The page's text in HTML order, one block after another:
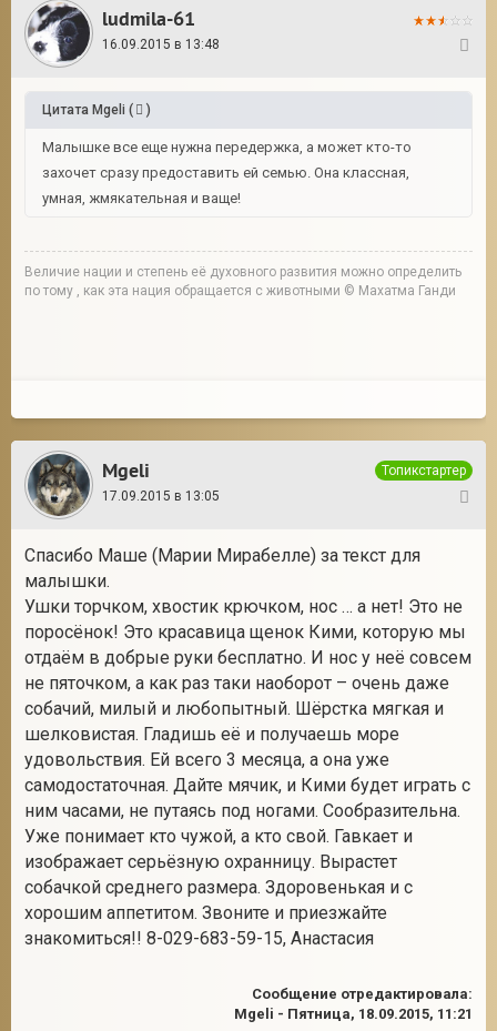
ludmila-61
16.09.2015 в 13:48
Цитата Mgeli ( )
Малышке все еще нужна передержка, а может кто-то
захочет сразу предоставить ей семью. Она классная,
умная, жмякательная и ваще!
Величие нации и степень её духовного развития можно определить
по тому , как эта нация обращается с животными © Махатма Ганди
Mgeli
Топикстартер
17.09.2015 в 13:05
Спасибо Маше (Марии Мирабелле) за текст для
малышки.
Ушки торчком, хвостик крючком, нос … а нет! Это не
поросёнок! Это красавица щенок Кими, которую мы
отдаём в добрые руки бесплатно. И нос у неё совсем
не пяточком, а как раз таки наоборот – очень даже
собачий, милый и любопытный. Шёрстка мягкая и
шелковистая. Гладишь её и получаешь море
удовольствия. Ей всего 3 месяца, а она уже
самодостаточная. Дайте мячик, и Кими будет играть с
ним часами, не путаясь под ногами. Сообразительна.
Уже понимает кто чужой, а кто свой. Гавкает и
изображает серьёзную охранницу. Вырастет
собачкой среднего размера. Здоровенькая и с
хорошим аппетитом. Звоните и приезжайте
знакомиться!! 8-029-683-59-15, Анастасия
Сообщение отредактировала:
Mgeli - Пятница, 18.09.2015, 11:21